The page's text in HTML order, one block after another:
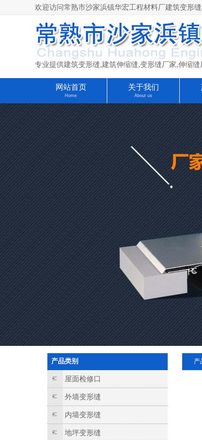
欢迎访问常熟市沙家浜镇华宏工程材料厂建筑变形
专业提供建筑变形缝,建筑伸缩缝,变形缝厂家,伸缩缝
网站首页
Home
关于我们
About us
产品类别
屋面检修口
外墙变形缝
内墙变形缝
地坪变形缝
产